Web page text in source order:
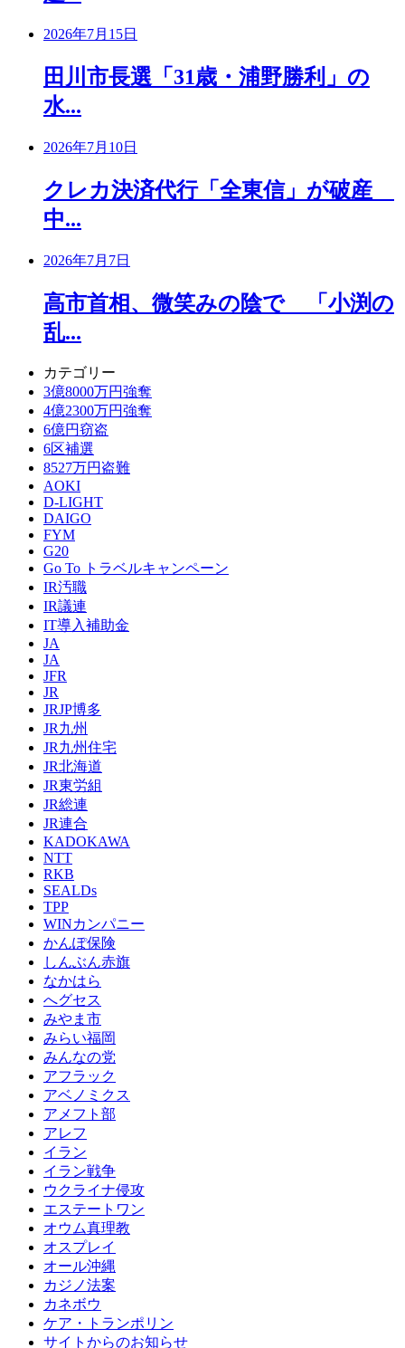
2026年7月15日
田川市長選「31歳・浦野勝利」の
水...
2026年7月10日
クレカ決済代行「全東信」が破産
中...
2026年7月7日
高市首相、微笑みの陰で 「小渕の
乱...
カテゴリー
3億8000万円強奪
4億2300万円強奪
6億円窃盗
6区補選
8527万円盗難
AOKI
D-LIGHT
DAIGO
FYM
G20
Go To トラベルキャンペーン
IR汚職
IR議連
IT導入補助金
JA
JA
JFR
JR
JRJP博多
JR九州
JR九州住宅
JR北海道
JR東労組
JR総連
JR連合
KADOKAWA
NTT
RKB
SEALDs
TPP
WINカンパニー
かんぽ保険
しんぶん赤旗
なかはら
へグセス
みやま市
みらい福岡
みんなの党
アフラック
アベノミクス
アメフト部
アレフ
イラン
イラン戦争
ウクライナ侵攻
エステートワン
オウム真理教
オスプレイ
オール沖縄
カジノ法案
カネボウ
ケア・トランポリン
サイトからのお知らせ